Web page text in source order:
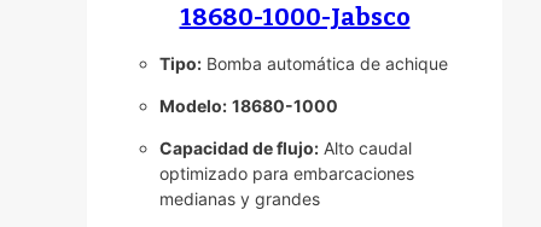
18680-1000-Jabsco
Tipo: Bomba automática de achique
Modelo: 18680-1000
Capacidad de flujo: Alto caudal
optimizado para embarcaciones
medianas y grandes